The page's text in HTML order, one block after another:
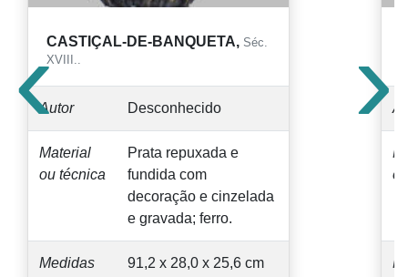
CASTIÇAL-DE-BANQUETA, Séc.
XVIII..
Autor Desconhecido
Material
ou técnica
Prata repuxada e
fundida com
decoração e cinzelada
e gravada; ferro.
Medidas 91,2 x 28,0 x 25,6 cm
‹ ›